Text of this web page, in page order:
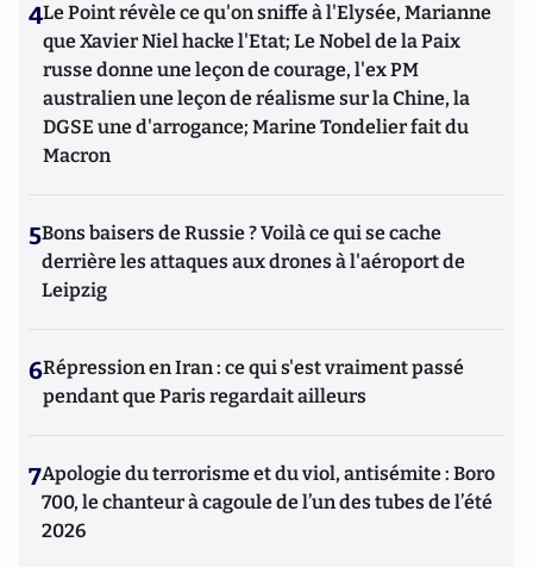
4Le Point révèle ce qu'on sniffe à l'Elysée, Marianne
que Xavier Niel hacke l'Etat; Le Nobel de la Paix
russe donne une leçon de courage, l'ex PM
australien une leçon de réalisme sur la Chine, la
DGSE une d'arrogance; Marine Tondelier fait du
Macron
5Bons baisers de Russie ? Voilà ce qui se cache
derrière les attaques aux drones à l'aéroport de
Leipzig
6Répression en Iran : ce qui s'est vraiment passé
pendant que Paris regardait ailleurs
7Apologie du terrorisme et du viol, antisémite : Boro
700, le chanteur à cagoule de l’un des tubes de l’été
2026